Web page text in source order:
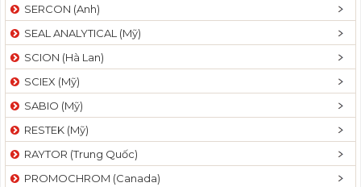
SERCON (Anh)
SEAL ANALYTICAL (Mỹ)
SCION (Hà Lan)
SCIEX (Mỹ)
SABIO (Mỹ)
RESTEK (Mỹ)
RAYTOR (Trung Quốc)
PROMOCHROM (Canada)